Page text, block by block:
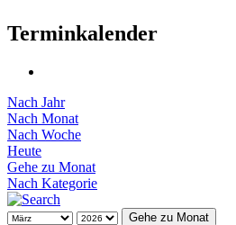
Terminkalender
Nach Jahr
Nach Monat
Nach Woche
Heute
Gehe zu Monat
Nach Kategorie
Gehe zu Monat